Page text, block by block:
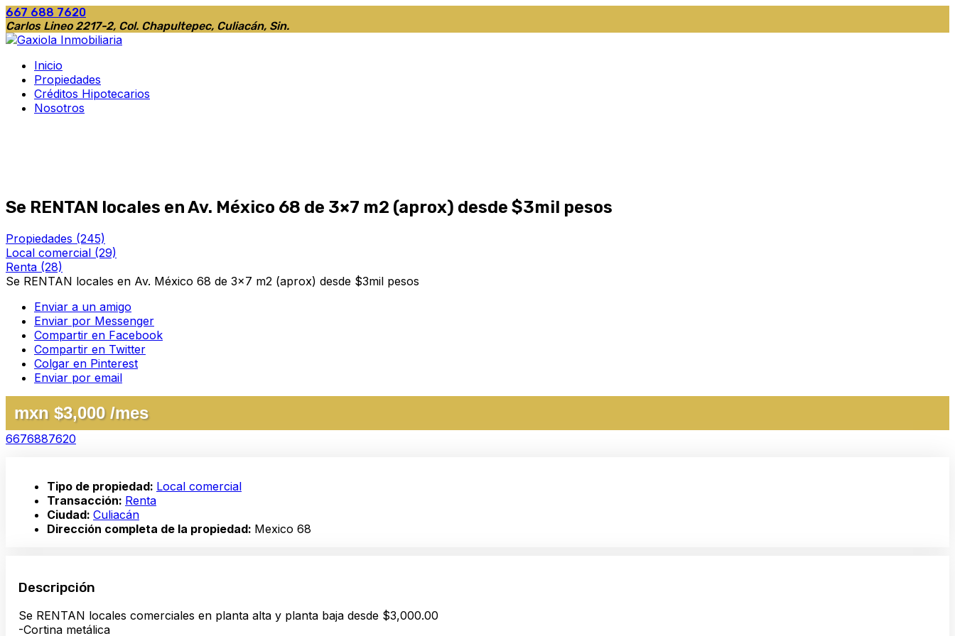
667 688 7620
Carlos Lineo 2217-2, Col. Chapultepec, Culiacán, Sin.
Inicio
Propiedades
Créditos Hipotecarios
Nosotros
Se RENTAN locales en Av. México 68 de 3×7 m2 (aprox) desde $3mil pesos
Propiedades (245)
Local comercial (29)
Renta (28)
Se RENTAN locales en Av. México 68 de 3x7 m2 (aprox) desde $3mil pesos
Enviar a un amigo
Enviar por Messenger
Compartir en Facebook
Compartir en Twitter
Colgar en Pinterest
Enviar por email
mxn $3,000 /mes
6676887620
Tipo de propiedad: Local comercial
Transacción: Renta
Ciudad: Culiacán
Dirección completa de la propiedad: Mexico 68
Descripción
Se RENTAN locales comerciales en planta alta y planta baja desde $3,000.00
-Cortina metálica